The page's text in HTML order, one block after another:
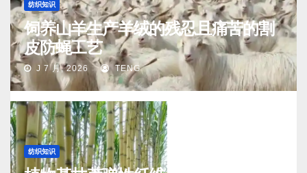
纺织知识
饲养山羊生产羊绒的残忍且痛苦的割
皮防蝇工艺
J 7 月, 2026 TENG
纺织知识